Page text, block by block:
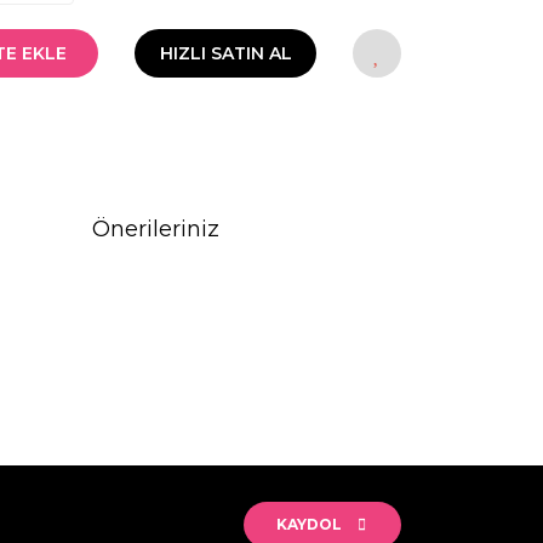
EKLE HIZLI SATIN AL
Önerileriniz
KAYDOL